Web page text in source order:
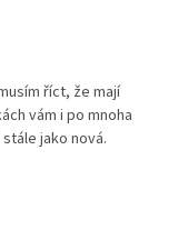
říct, že mají
vám i po mnoha
jako nová.